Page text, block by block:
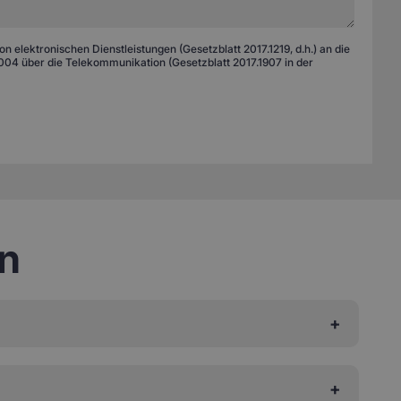
Dienstleistungen (Gesetzblatt 2017.1219, d.h.) an die
über die Telekommunikation (Gesetzblatt 2017.1907 in der